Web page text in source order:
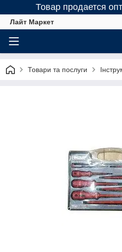
Товар продается
Лайт Маркет
Товари та послуги